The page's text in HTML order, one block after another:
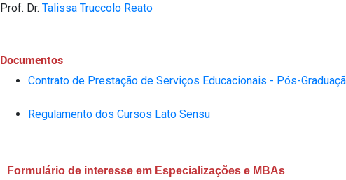
Prof. Dr. Talissa Truccolo Reato
Documentos
Contrato de Prestação de Serviços Educacionais - Pós-
Regulamento dos Cursos Lato Sensu
Formulário de interesse em Especializações e MBAs